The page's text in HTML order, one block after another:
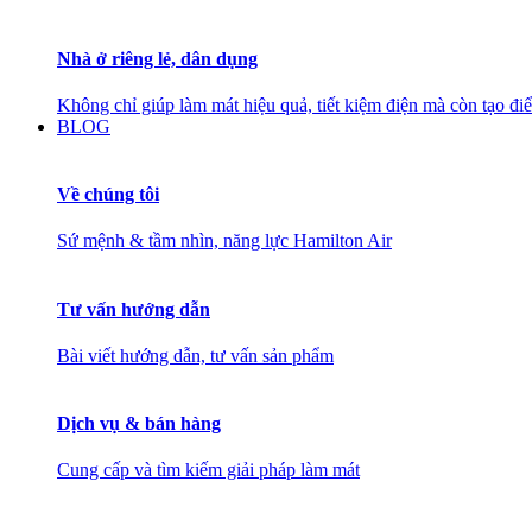
Nhà ở riêng lẻ, dân dụng
Không chỉ giúp làm mát hiệu quả, tiết kiệm điện mà còn tạo
BLOG
Về chúng tôi
Sứ mệnh & tầm nhìn, năng lực Hamilton Air
Tư vấn hướng dẫn
Bài viết hướng dẫn, tư vấn sản phẩm
Dịch vụ & bán hàng
Cung cấp và tìm kiếm giải pháp làm mát